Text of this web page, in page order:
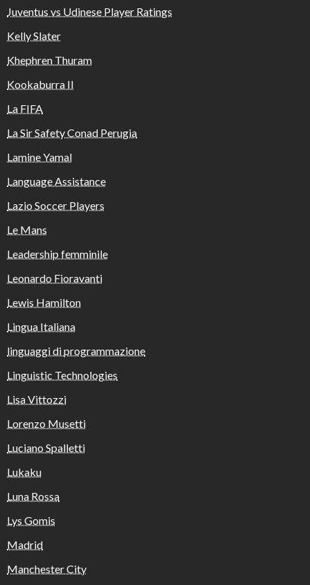
Juventus vs Udinese Player Ratings
Kelly Slater
Khephren Thuram
Kookaburra II
La FIFA
La Sir Safety Conad Perugia
Lamine Yamal
Language Assistance
Lazio Soccer Players
Le Mans
Leadership femminile
Leonardo Fioravanti
Lewis Hamilton
Lingua Italiana
linguaggi di programmazione
Linguistic Technologies
Lisa Vittozzi
Lorenzo Musetti
Luciano Spalletti
Lukaku
Luna Rossa
Lys Gomis
Madrid
Manchester City